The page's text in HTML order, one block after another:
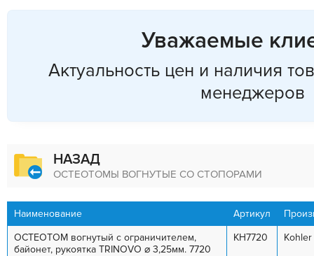
Уважаемые
Актуальность цен и наличия
менеджеров
НАЗАД
ОСТЕОТОМЫ ВОГНУТЫЕ СО СТОПОРАМИ
Наименование Артикул
ОСТЕОТОМ вогнутый с ограничителем,
байонет, рукоятка TRINOVO ⌀ 3,25мм. 7720
KH7720 Kohler